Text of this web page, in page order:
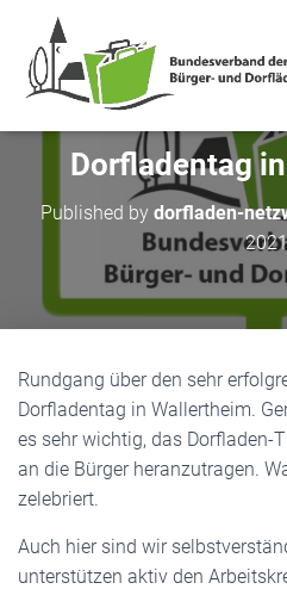
Dorfladentag
Published by dorfladen-
2021
Rundgang über den sehr
Dorfladentag in Wallertheim.
es sehr wichtig, das Dorfladen-
an die Bürger heranzutragen.
zelebriert.
Auch hier sind wir
unterstützen aktiv den